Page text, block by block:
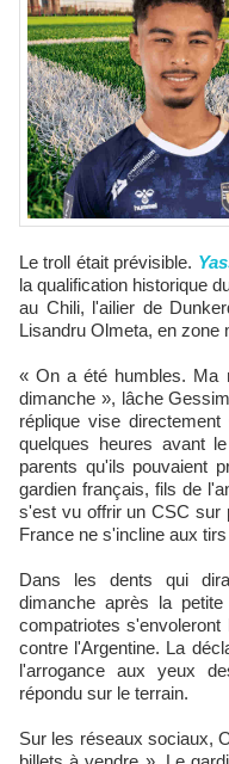
Le troll était prévisible.
la qualification historique
au Chili, l'ailier de
Lisandru Olmeta, en zone
« On a été humbles. Ma
dimanche », lâche
réplique vise
quelques heures avant
parents qu'ils pouvaient
gardien français, fils de
s'est vu offrir un CSC sur
France ne s'incline aux
Dans les dents qui
dimanche après la
compatriotes
contre l'Argentine. La
l'arrogance aux yeux
répondu sur le terrain.​
Sur les réseaux sociaux,